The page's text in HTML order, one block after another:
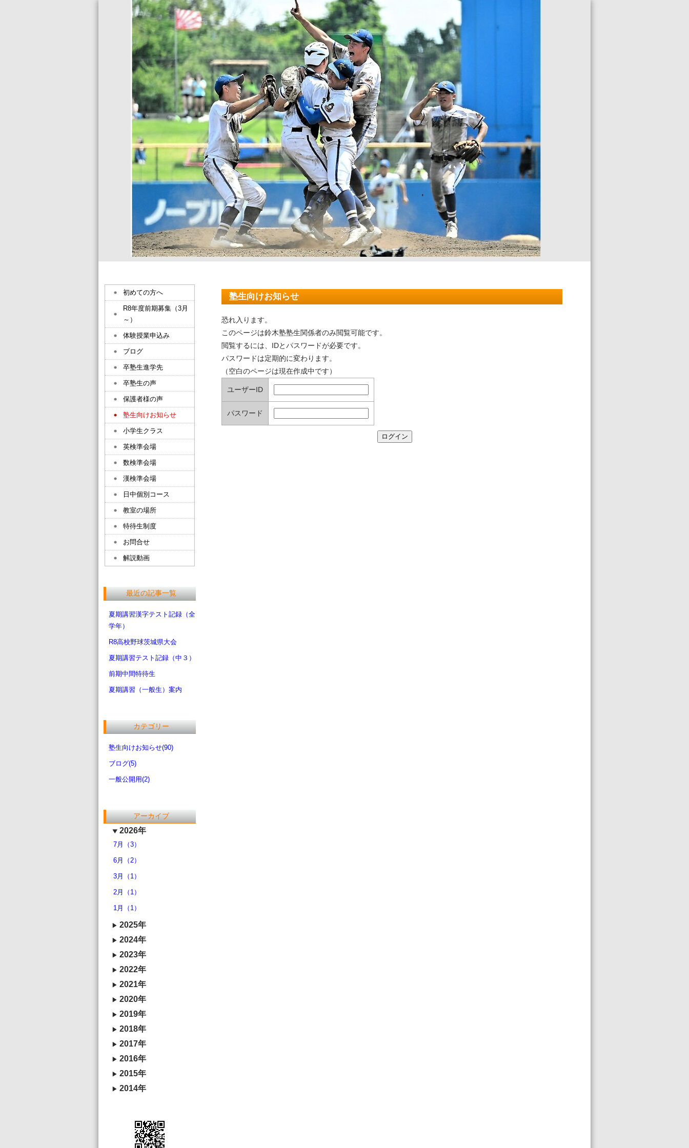
塾生向けお知らせ
恐れ入ります。
このページは鈴木塾塾生関係者のみ閲覧可能です。
閲覧するには、IDとパスワードが必要です。
パスワードは定期的に変わります。
（空白のページは現在作成中です）
ユーザーID
パスワード
初めての方へ
R8年度前期募集（3月
～）
体験授業申込み
ブログ
卒塾生進学先
卒塾生の声
保護者様の声
塾生向けお知らせ
小学生クラス
英検準会場
数検準会場
漢検準会場
日中個別コース
教室の場所
特待生制度
お問合せ
解説動画
最近の記事一覧
夏期講習漢字テスト記録（全
学年）
R8高校野球茨城県大会
夏期講習テスト記録（中３）
前期中間特待生
夏期講習（一般生）案内
カテゴリー
塾生向けお知らせ(90)
ブログ(5)
一般公開用(2)
アーカイブ
2026年
7月（3）
6月（2）
3月（1）
2月（1）
1月（1）
2025年
2024年
2023年
2022年
2021年
2020年
2019年
2018年
2017年
2016年
2015年
2014年